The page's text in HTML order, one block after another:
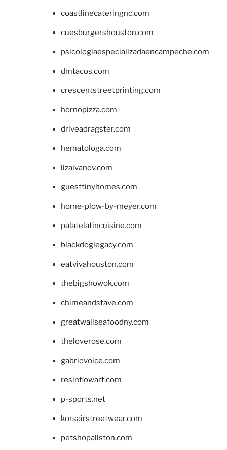
coastlinecateringnc.com
cuesburgershouston.com
psicologiaespecializadaencampeche.com
dmtacos.com
crescentstreetprinting.com
hornopizza.com
driveadragster.com
hematologa.com
lizaivanov.com
guesttinyhomes.com
home-plow-by-meyer.com
palatelatincuisine.com
blackdoglegacy.com
eatvivahouston.com
thebigshowok.com
chimeandstave.com
greatwallseafoodny.com
theloverose.com
gabriovoice.com
resinflowart.com
p-sports.net
korsairstreetwear.com
petshopallston.com